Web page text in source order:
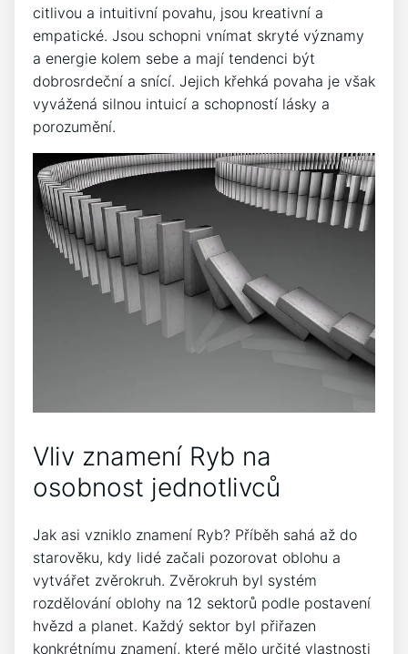
citlivou a intuitivní povahu, jsou kreativní a
empatické. Jsou schopni vnímat skryté významy
a energie kolem sebe a mají tendenci být
dobrosrdeční a snící. Jejich křehká povaha je však
vyvážená silnou intuicí a schopností lásky a
porozumění.
Vliv znamení Ryb na
osobnost jednotlivců
Jak asi vzniklo znamení Ryb? Příběh sahá až do
starověku, kdy lidé začali pozorovat oblohu a
vytvářet zvěrokruh. Zvěrokruh byl systém
rozdělování oblohy na 12 sektorů podle postavení
hvězd a planet. Každý sektor byl přiřazen
konkrétnímu znamení, které mělo určité vlastnosti